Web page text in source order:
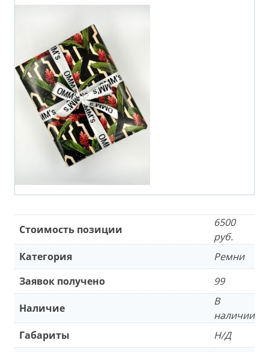
Стоимость позиции
6500
руб.
Категория
Ремни
Заявок получено
99
Наличие
В
наличии
Габариты
Н/Д